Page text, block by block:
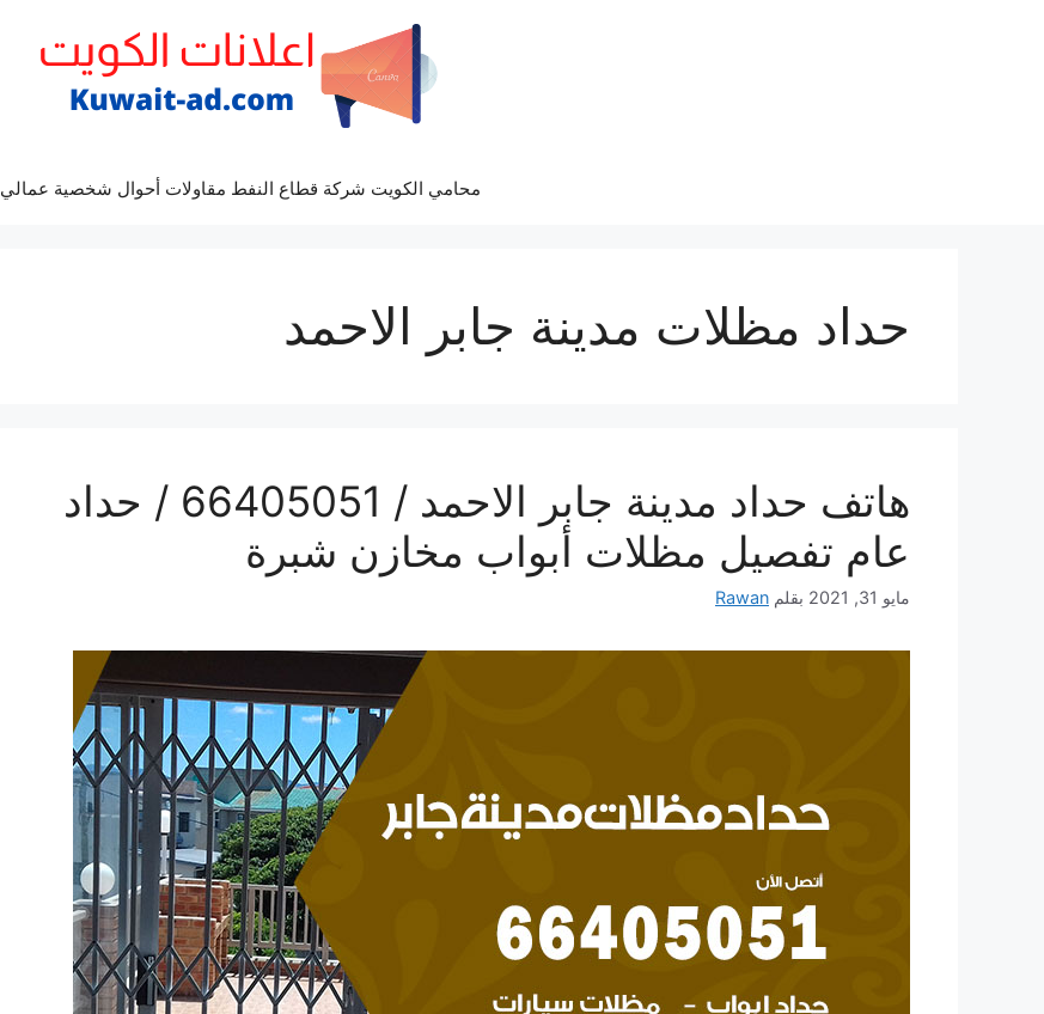
محامي الكويت شركة قطاع النفط مقاولات أحوال شخصية عمالي
حداد مظلات مدينة جابر الاحمد
هاتف حداد مدينة جابر الاحمد / 66405051 / حداد
عام تفصيل مظلات أبواب مخازن شبرة
مايو 31, 2021 بقلم Rawan